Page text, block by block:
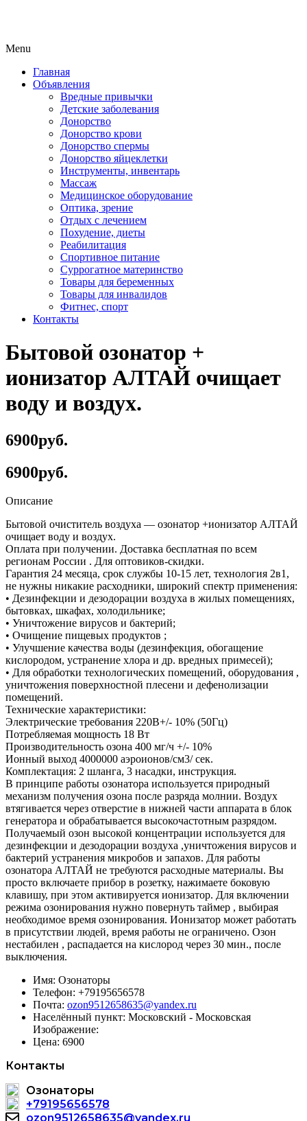
Menu
Главная
Объявления
Вредные привычки
Детские заболевания
Донорство
Донорство крови
Донорство спермы
Донорство яйцеклетки
Инструменты, инвентарь
Массаж
Медицинское оборудование
Оптика, зрение
Отдых с лечением
Похудение, диеты
Реабилитация
Спортивное питание
Суррогатное материнство
Товары для беременных
Товары для инвалидов
Фитнес, спорт
Контакты
Бытовой озонатор +
ионизатор АЛТАЙ очищает
воду и воздух.
6900руб.
6900руб.
Описание
Бытовой очиститель воздуха — озонатор +ионизатор АЛТАЙ
очищает воду и воздух.
Оплата при получении. Доставка бесплатная по всем
регионам России . Для оптовиков-скидки.
Гарантия 24 месяца, срок службы 10-15 лет, технология 2в1,
не нужны никакие расходники, широкий спектр применения:
• Дезинфекции и дезодорации воздуха в жилых помещениях,
бытовках, шкафах, холодильнике;
• Уничтожение вирусов и бактерий;
• Очищение пищевых продуктов ;
• Улучшение качества воды (дезинфекция, обогащение
кислородом, устранение хлора и др. вредных примесей);
• Для обработки технологических помещений, оборудования ,
уничтожения поверхностной плесени и дефенолизации
помещений.
Технические характеристики:
Электрические требования 220В+/- 10% (50Гц)
Потребляемая мощность 18 Вт
Производительность озона 400 мг/ч +/- 10%
Ионный выход 4000000 аэроионов/см3/ сек.
Комплектация: 2 шланга, 3 насадки, инструкция.
В принципе работы озонатора используется природный
механизм получения озона после разряда молнии. Воздух
втягивается через отверстие в нижней части аппарата в блок
генератора и обрабатывается высокочастотным разрядом.
Получаемый озон высокой концентрации используется для
дезинфекции и дезодорации воздуха ,уничтожения вирусов и
бактерий устранения микробов и запахов. Для работы
озонатора АЛТАЙ не требуются расходные материалы. Вы
просто включаете прибор в розетку, нажимаете боковую
клавишу, при этом активируется ионизатор. Для включении
режима озонирования нужно повернуть таймер , выбирая
необходимое время озонирования. Ионизатор может работать
в присутствии людей, время работы не ограничено. Озон
нестабилен , распадается на кислород через 30 мин., после
выключения.
Имя: Озонаторы
Телефон: +79195656578
Почта: ozon9512658635@yandex.ru
Населённый пункт: Московский - Московская
Изображение:
Цена: 6900
Контакты
Озонаторы
+79195656578
ozon9512658635@yandex.ru